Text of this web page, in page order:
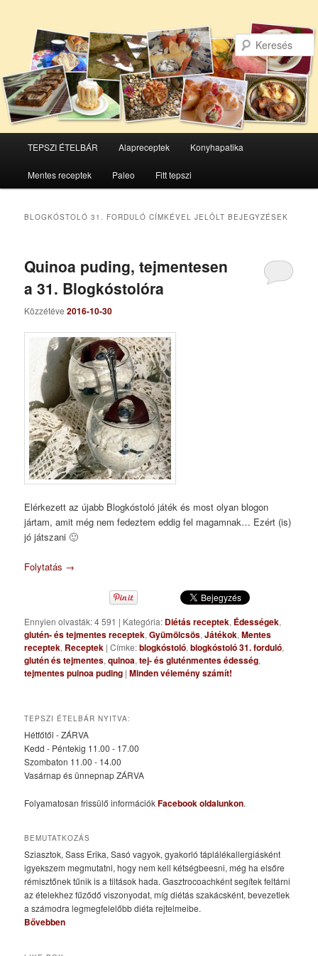
Tovább
az
elsődleges
Tovább
a
másodlagos
TEPSZI ÉTELBÁR Alapreceptek Konyhapatika
Mentes receptek Paleo Fitt tepszi
BLOGKÓSTOLÓ 31. FORDULÓ CÍMKÉVEL JELÖLT BEJEGYZÉSEK
Quinoa puding, tejmentesen
a 31. Blogkóstolóra
Közzétéve2016-10-30
Elérkezett az újabb Blogkóstoló játék és most olyan blogon
jártam, amit még nem fedeztem eddig fel magamnak… Ezért (is)
jó játszani 🙂
Folytatás →
Ennyien olvasták: 4 591 | Kategória: Diétás receptek, Édességek,
glutén- és tejmentes receptek,Gyümölcsös,Játékok,Mentes
receptek, Receptek |Címke:blogkóstoló,blogkóstoló 31. forduló,
glutén és tejmentes,quinoa,tej- és gluténmentes édesség,
tejmentes puinoa puding |Minden vélemény számít!
TEPSZI ÉTELBÁR NYITVA:
Hétfőtől - ZÁRVA
Kedd - Péntekig 11.00 - 17.00
Szombaton 11.00 - 14.00
Vasárnap és ünnepnap ZÁRVA
Folyamatosan frissülő információkFacebook oldalunkon.
BEMUTATKOZÁS
Sziasztok, Sass Erika, Sasó vagyok, gyakorló táplálékallergiásként
igyekszem megmutatni, hogy nem kell kétségbeesni, még ha elsőre
rémisztőnek tűnik is a tiltások hada. Gasztrocoachként segítek feltárni
az ételekhez fűződő viszonyodat, míg diétás szakácsként, bevezetlek
a számodra legmegfelelőbb diéta rejtelmeibe.
Bővebben